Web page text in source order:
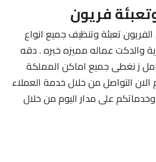
فريون
تعبئة وتنظيف جميع انواع
والدكت عماله مميزه خبره . دقه
ز نغطى جميع اماكن المملكة
الان التواصل من خلال خدمة العملاء
على مدار اليوم من خلال